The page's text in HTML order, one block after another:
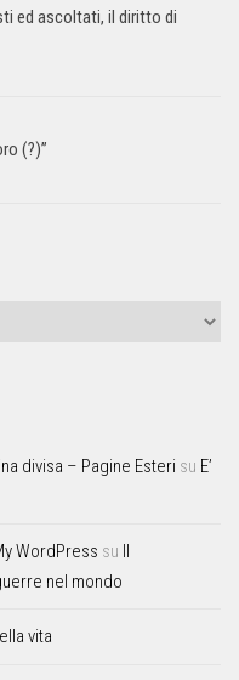
ed ascoltati, il diritto di
(?)”
divisa – Pagine Esteri su E’
WordPress su Il
nel mondo
vita